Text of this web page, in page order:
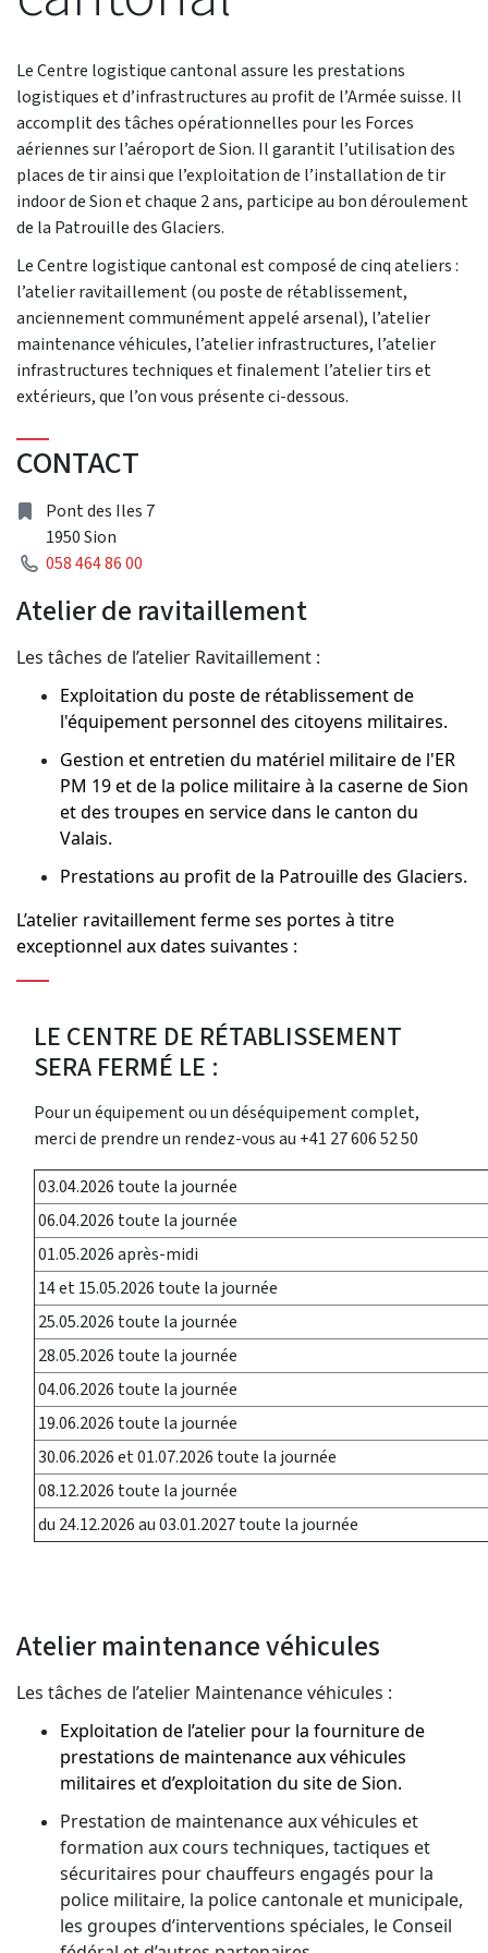
Le Centre logistique cantonal assure les prestations
logistiques et d’infrastructures au profit de l’Armée suisse. Il
accomplit des tâches opérationnelles pour les Forces
aériennes sur l’aéroport de Sion. Il garantit l’utilisation des
places de tir ainsi que l’exploitation de l’installation de tir
indoor de Sion et chaque 2 ans, participe au bon déroulement
de la Patrouille des Glaciers.
Le Centre logistique cantonal est composé de cinq ateliers :
l’atelier ravitaillement (ou poste de rétablissement,
anciennement communément appelé arsenal), l’atelier
maintenance véhicules, l’atelier infrastructures, l’atelier
infrastructures techniques et finalement l’atelier tirs et
extérieurs, que l’on vous présente ci-dessous.
CONTACT
Address
Pont des Iles 7
1950 Sion
Phone
058 464 86 00
Atelier de ravitaillement
Les tâches de l’atelier Ravitaillement :
Exploitation du poste de rétablissement de
l'équipement personnel des citoyens militaires.
Gestion et entretien du matériel militaire de l'ER
PM 19 et de la police militaire à la caserne de Sion
et des troupes en service dans le canton du
Valais.
Prestations au profit de la Patrouille des Glaciers.
L’atelier ravitaillement ferme ses portes à titre
exceptionnel aux dates suivantes :
LE CENTRE DE RÉTABLISSEMENT
SERA FERMÉ LE :
Pour un équipement ou un déséquipement complet,
merci de prendre un rendez-vous au +41 27 606 52 50
03.04.2026 toute la journée
06.04.2026 toute la journée
01.05.2026 après-midi
14 et 15.05.2026 toute la journée
25.05.2026 toute la journée
28.05.2026 toute la journée
04.06.2026 toute la journée
19.06.2026 toute la journée
30.06.2026 et 01.07.2026 toute la journée
08.12.2026 toute la journée
du 24.12.2026 au 03.01.2027 toute la journée
Atelier maintenance véhicules
Les tâches de l’atelier Maintenance véhicules :
Exploitation de l’atelier pour la fourniture de
prestations de maintenance aux véhicules
militaires et d’exploitation du site de Sion.
Prestation de maintenance aux véhicules et
formation aux cours techniques, tactiques et
sécuritaires pour chauffeurs engagés pour la
police militaire, la police cantonale et municipale,
les groupes d’interventions spéciales, le Conseil